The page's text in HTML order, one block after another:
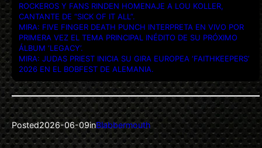
ROCKEROS Y FANS RINDEN HOMENAJE A LOU KOLLER,
CANTANTE DE “SICK OF IT ALL”.
MIRA: FIVE FINGER DEATH PUNCH INTERPRETA EN VIVO POR
PRIMERA VEZ EL TEMA PRINCIPAL INÉDITO DE SU PRÓXIMO
ÁLBUM ‘LEGACY’.
MIRA: JUDAS PRIEST INICIA SU GIRA EUROPEA ‘FAITHKEEPERS’
2026 EN EL BOBFEST DE ALEMANIA.
Posted2026-06-09inBlabbermouth